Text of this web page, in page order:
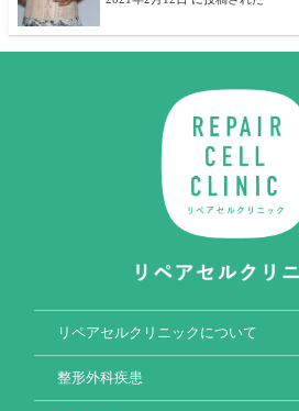
リペアセルクリニックについて
整形外科疾患